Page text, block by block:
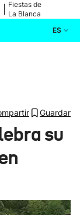
Fiestas de
La Blanca
ES
Guardar
su